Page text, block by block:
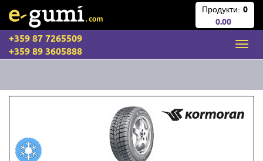
Продукти: 0
0.00
+359 87 7265509
+359 89 3605888